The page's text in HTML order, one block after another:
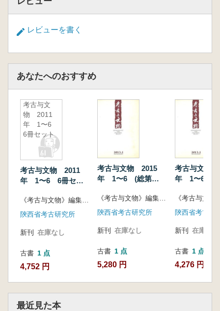
レビューを書く
あなたへのおすすめ
考古与文
物 2011
年 1〜6
6冊セット
考古与文物 2011
年 1〜6 6冊セッ
陝西省考古研究所
新刊 在庫なし
古書 1 点
4,752 円
考古与文物 2015
年 1〜6 (総第
ット
《考古与文物》編集部編
陝西省考古研究所
新刊 在庫なし
古書 1 点
5,280 円
考古与文物
年 1〜6 6
陝西省考古研
新刊 在庫なし
古書 1 点
4,276 円
最近見た本